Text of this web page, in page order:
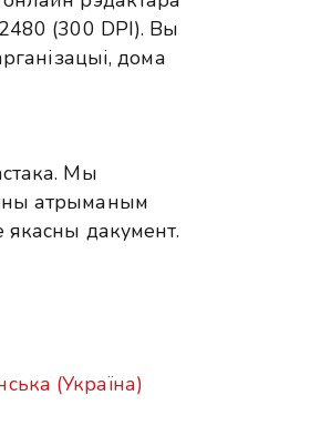
(300 DPI). Вы
дома
Мы
атрыманым
дакумент.
(Україна)